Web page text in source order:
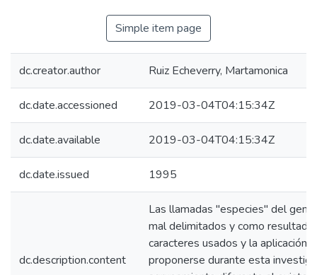
Simple item page
dc.creator.author Ruiz Echeverry, Martamonica
dc.date.accessioned 2019-03-04T04:15:34Z
dc.date.available 2019-03-04T04:15:34Z
dc.date.issued 1995
dc.description.content
Las llamadas "especies" del
mal delimitados y como
caracteres usados y la aplicación
proponerse durante esta